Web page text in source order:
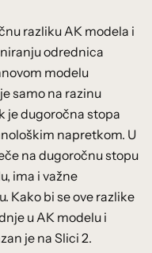
razliku AK modela i
odrednica
modelu
samo na razinu
je dugoročna stopa
napretkom. U
na dugoročnu stopu
ima i važne
Kako bi se ove razlike
u AK modelu i
je na Slici 2.